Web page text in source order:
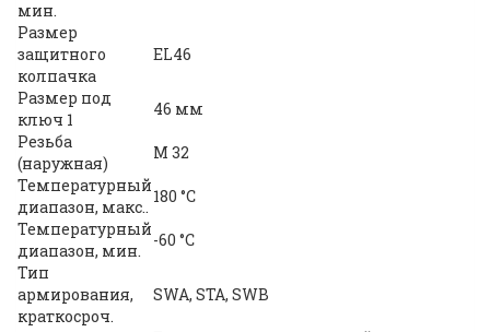
мин.
Размер
защитного
колпачка
EL46
Размер под
ключ 1
46 мм
Резьба
(наружная)
M 32
Температурный
диапазон, макс..
180 °C
Температурный
диапазон, мин.
-60 °C
Тип
армирования,
краткосроч.
SWA, STA, SWB